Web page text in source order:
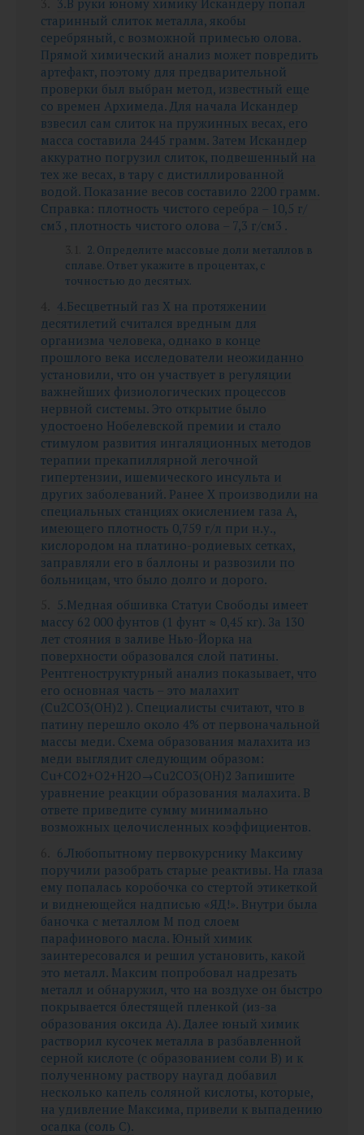
старинный слиток металла, якобы
серебряный, с возможной примесью олова.
Прямой химический анализ может повредить
артефакт, поэтому для предварительной
проверки был выбран метод, известный еще
со времен Архимеда. Для начала Искандер
взвесил сам слиток на пружинных весах, его
масса составила 2445 грамм. Затем Искандер
аккуратно погрузил слиток, подвешенный на
тех же весах, в тару с дистиллированной
водой. Показание весов составило 2200 грамм.
Справка: плотность чистого серебра – 10,5 г/
см3 , плотность чистого олова – 7,3 г/см3 .
2. Определите массовые доли металлов в
сплаве. Ответ укажите в процентах, с
точностью до десятых.
4.Бесцветный газ X на протяжении
десятилетий считался вредным для
организма человека, однако в конце
прошлого века исследователи неожиданно
установили, что он участвует в регуляции
важнейших физиологических процессов
нервной системы. Это открытие было
удостоено Нобелевской премии и стало
стимулом развития ингаляционных методов
терапии прекапиллярной легочной
гипертензии, ишемического инсульта и
других заболеваний. Ранее X производили на
специальных станциях окислением газа А,
имеющего плотность 0,759 г/л при н.у.,
кислородом на платино-родиевых сетках,
заправляли его в баллоны и развозили по
больницам, что было долго и дорого.
5.Медная обшивка Статуи Свободы имеет
массу 62 000 фунтов (1 фунт ≈ 0,45 кг). За 130
лет стояния в заливе Нью-Йорка на
поверхности образовался слой патины.
Рентгеноструктурный анализ показывает, что
его основная часть – это малахит
(Cu2CO3(OH)2 ). Специалисты считают, что в
патину перешло около 4% от первоначальной
массы меди. Схема образования малахита из
меди выглядит следующим образом:
Cu+CO2+O2+H2O→Cu2CO3(OH)2 Запишите
уравнение реакции образования малахита. В
ответе приведите сумму минимально
возможных целочисленных коэффициентов.
6.Любопытному первокурснику Максиму
поручили разобрать старые реактивы. На глаза
ему попалась коробочка со стертой этикеткой
и виднеющейся надписью «ЯД!». Внутри была
баночка с металлом M под слоем
парафинового масла. Юный химик
заинтересовался и решил установить, какой
это металл. Максим попробовал надрезать
металл и обнаружил, что на воздухе он быстро
покрывается блестящей пленкой (из-за
образования оксида A). Далее юный химик
растворил кусочек металла в разбавленной
серной кислоте (с образованием соли B) и к
полученному раствору наугад добавил
несколько капель соляной кислоты, которые,
на удивление Максима, привели к выпадению
осадка (соль C).